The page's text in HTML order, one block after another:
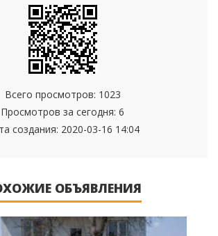
Всего просмотров: 1023
Просмотров за сегодня: 6
создания: 2020-03-16 14:04
ОБЪЯВЛЕНИЯ